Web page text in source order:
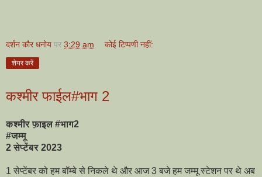
दर्शन कौर धनोय पर 3:29 am कोई टिप्पणी नहीं:
शेयर करें
कश्मीर फाईल#भाग 2
कश्मीर फ़ाइल #भाग2
#जम्मू
2 सेप्टेंबर 2023
1 सेप्टेंबर को हम बॉम्बे से निकले थे और आज 3 बजे हम जम्मू स्टेशन पर थे अब